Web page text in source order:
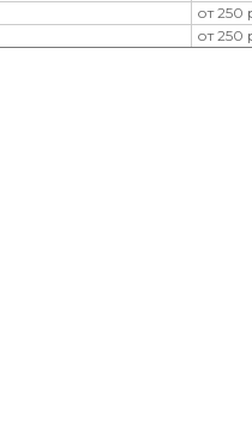
от 250
от 250